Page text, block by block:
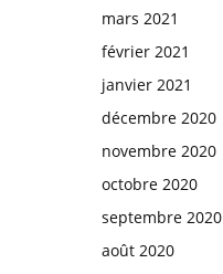
mars 2021
février 2021
janvier 2021
décembre 2020
novembre 2020
octobre 2020
septembre 2020
août 2020